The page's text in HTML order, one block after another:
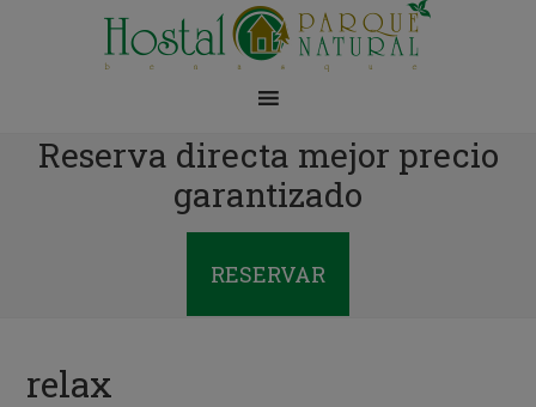
Reserva directa mejor precio
garantizado
RESERVAR
relax